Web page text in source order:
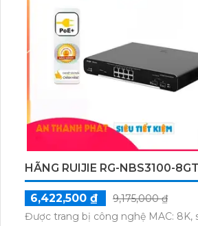
HÃNG RUIJIE RG-NBS3100-
6,422,500 ₫
9,175,000 ₫
Được trang bị công nghệ MAC: 8K,